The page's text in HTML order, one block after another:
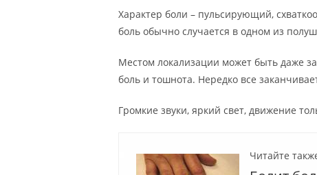
Характер боли – пульсирующий,
боль обычно случается в одном из
Местом локализации может быть даже
боль и тошнота. Нередко все
Громкие звуки, яркий свет, движение
Читайте